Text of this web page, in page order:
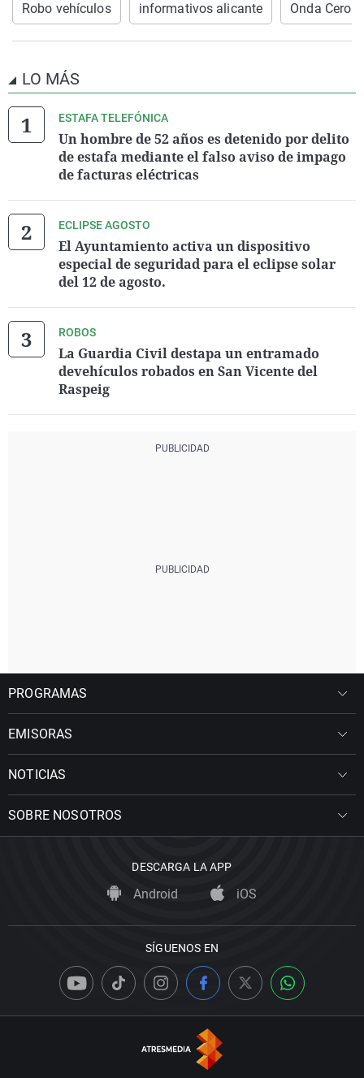
Robo vehículos informativos alicante Onda Cero
LO MÁS
ESTAFA TELEFÓNICA
Un hombre de 52 años es detenido por delito
de estafa mediante el falso aviso de impago
de facturas eléctricas
ECLIPSE AGOSTO
El Ayuntamiento activa un dispositivo
especial de seguridad para el eclipse solar
del 12 de agosto.
ROBOS
La Guardia Civil destapa un entramado
devehículos robados en San Vicente del
Raspeig
PROGRAMAS
EMISORAS
NOTICIAS
SOBRE NOSOTROS
DESCARGA LA APP
Android iOS
SÍGUENOS EN